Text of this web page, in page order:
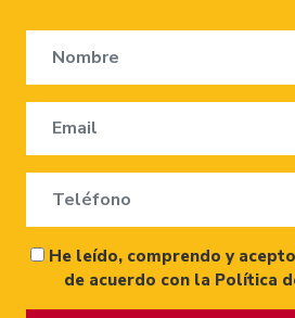
He leído, comprendo y
de acuerdo con la Política